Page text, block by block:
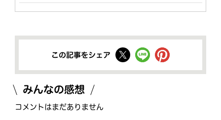
この記事をシェア
みんなの感想
コメントはまだありません